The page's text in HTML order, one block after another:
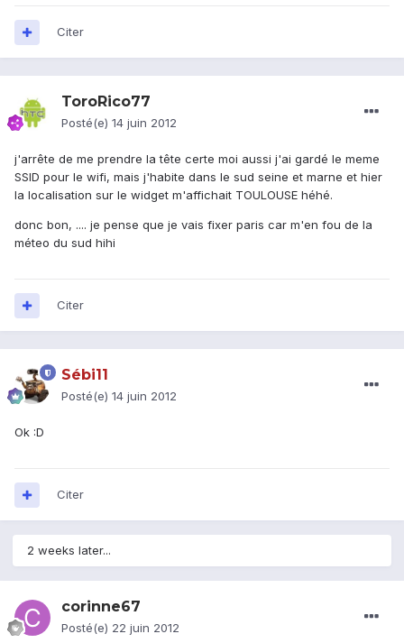
Citer
ToroRico77
Posté(e) 14 juin 2012
j'arrête de me prendre la tête certe moi aussi j'ai gardé le meme
SSID pour le wifi, mais j'habite dans le sud seine et marne et hier
la localisation sur le widget m'affichait TOULOUSE héhé.
donc bon, .... je pense que je vais fixer paris car m'en fou de la
méteo du sud hihi
Citer
Sébi11
Posté(e) 14 juin 2012
Ok :D
Citer
2 weeks later...
corinne67
Posté(e) 22 juin 2012